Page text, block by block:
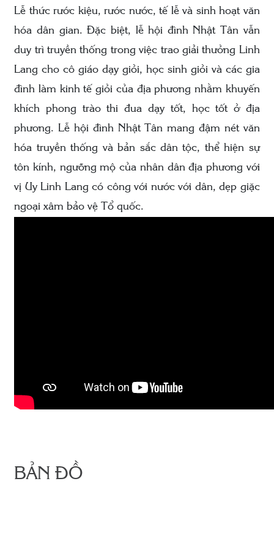
Lễ thức rước kiệu, rước nước, tế lễ và sinh hoạt văn
hóa dân gian. Đặc biệt, lễ hội đình Nhật Tân vẫn
duy trì truyền thống trong việc trao giải thưởng Linh
Lang cho cô giáo dạy giỏi, học sinh giỏi và các gia
đình làm kinh tế giỏi của địa phương nhằm khuyến
khích phong trào thi đua dạy tốt, học tốt ở địa
phương. Lễ hội đình Nhật Tân mang đậm nét văn
hóa truyền thống và bản sắc dân tộc, thể hiện sự
tôn kính, ngưỡng mộ của nhân dân địa phương với
vị Uy Linh Lang có công với nước với dân, dẹp giặc
ngoại xâm bảo vệ Tổ quốc.
BẢN ĐỒ